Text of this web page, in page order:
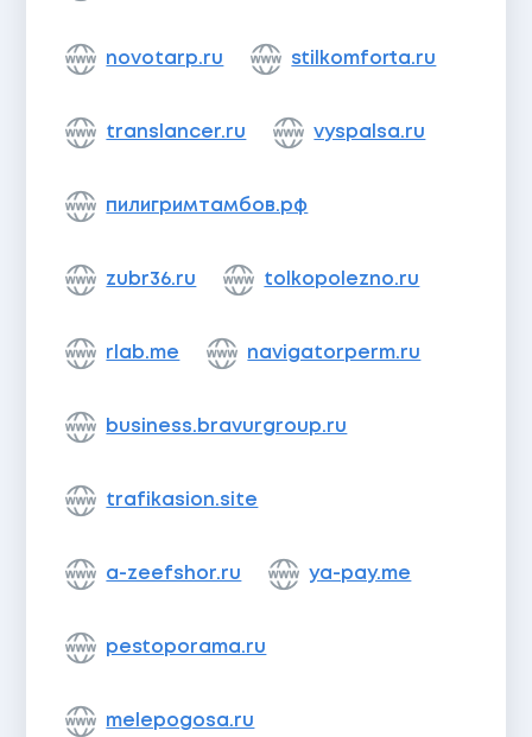
novotarp.ru stilkomforta.ru
translancer.ru vyspalsa.ru
пилигримтамбов.рф
zubr36.ru tolkopolezno.ru
rlab.me navigatorperm.ru
business.bravurgroup.ru
trafikasion.site
a-zeefshor.ru ya-pay.me
pestoporama.ru
melepogosa.ru